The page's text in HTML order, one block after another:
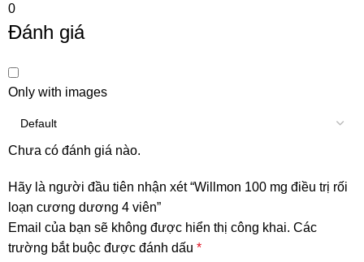
0
Đánh giá
Only with images
Chưa có đánh giá nào.
Hãy là người đầu tiên nhận xét “Willmon 100 mg điều trị rối
loạn cương dương 4 viên”
Email của bạn sẽ không được hiển thị công khai. Các
trường bắt buộc được đánh dấu*